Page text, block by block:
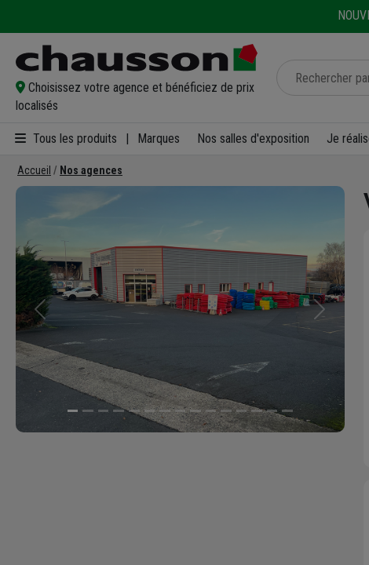
Choisissez votre agence et bénéficiez de prix
localisés
Tous les produits Marques Nos salles d'exposition Je
Accueil Nos agences
Précédent Suivant